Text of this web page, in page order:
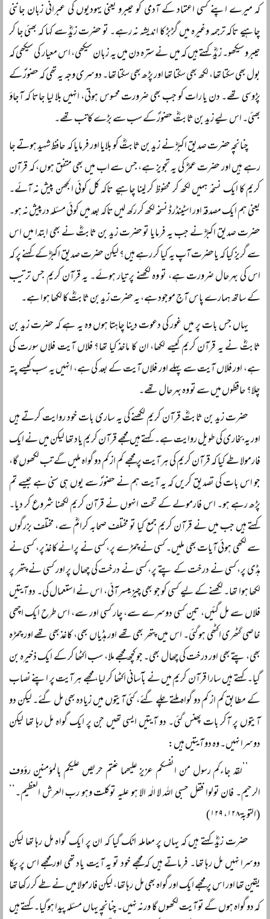
کہ میرے اپنے کسی اعتماد کے آدمی کو حیبرو یعنی یہودیوں کی عبرانی زبان جاننی
چاہیے تاکہ ترجمہ وغیرہ میں گڑبڑ کا اندیشہ نہ رہے۔ تو حضرت زیدؓ سے کہا کہ بھئی جا کر
حیبرو سیکھو۔ زیدؓ کہتے ہیں کہ میں نے سترہ دن میں یہ زبان سیکھی، اس معیار کی سیکھی کہ
بول بھی سکتا تھا، لکھ بھی سکتا تھا اور پڑھ بھی سکتا تھا۔ دوسری وجہ یہ تھی کہ حضورؐ کے
پڑوسی تھے۔ دن یا رات کو جب بھی ضرورت محسوس ہوتی، انہیں بلا لیا جاتا کہ آجاؤ
بھئی۔ اس لیے زید بن ثابتؓ حضورؐ کے سب سے بڑے کاتب تھے۔
چنانچہ حضرت صدیق اکبرؓ نے زید بن ثابتؓ کو بلایا اور فرمایا کہ حافظ شہید ہوتے جا
رہے ہیں اور حضرت عمرؓ کی یہ تجویز ہے، جس سے اب میں بھی متفق ہوں، کہ قرآن
کریم کا ایک نسخہ ہمیں لکھ کر محفوظ کر لینا چاہیے تاکہ کل کوئی الجھن پیش نہ آئے۔
یعنی ہم ایک مصدقہ اور اسٹینڈرڈ نسخہ لکھ کر رکھ لیں تاکہ بعد میں کوئی مسئلہ درپیش نہ ہو۔
حضرت صدیق اکبرؓ نے جب یہ فرمایا تو حضرت زید بن ثابتؓ نے بھی ابتدا میں اس
سے گریز کیا کہ یاحضرت آپ یہ کیا کر رہے ہیں؟ لیکن حضرت صدیق اکبرؓ کے کہنے پر کہ
اس کی بہرحال ضرورت ہے، تو وہ لکھنے پر تیار ہوئے۔ یہ قرآن کریم جس ترتیب
کے ساتھ ہمارے پاس آج موجود ہے، یہ حضرت زید بن ثابتؓ کا لکھا ہوا ہے۔
یہاں جس بات پر میں غور کی دعوت دینا چاہتا ہوں وہ یہ ہے کہ حضرت زید بن
ثابتؓ نے یہ قرآن کریم کیسے لکھا، ان کا ماخذ کیا تھا؟ فلاں آیت فلاں سورت کی
ہے، اور فلاں آیت سے پہلے اور فلاں آیت کے بعد کی ہے، انہیں یہ سب کیسے پتہ
چلا؟ حافظوں میں سے تو وہ بہرحال تھے۔
حضرت زید بن ثابتؓ قرآن کریم لکھنے کی یہ ساری بات خود روایت کرتے ہیں
اور یہ بخاری کی طویل روایت ہے۔ کہتے ہیں مجھے قرآن کریم یاد تھا لیکن میں نے ایک
فارمولا طے کیا کہ قرآن کریم کی ہر آیت پر مجھے کم از کم دو گواہ ملیں گے تب لکھوں گا،
جو اس بات کی تصدیق کریں کہ یہ آیت ہم نے حضورؐ سے یوں ہی سنی ہے جیسے تم
پڑھ رہے ہو۔ اس فارمولے کے تحت انہوں نے قرآن کریم لکھنا شروع کر دیا۔
کہتے ہیں جب میں نے قرآن کریم جمع کیا تو مختلف صحابہ کرامؓ سے، مختلف بزرگوں
سے لکھی ہوئی آیات بھی ملیں۔ کسی نے چمڑے پر، کسی نے پرانے کاغذ پر، کسی نے
ہڈی پر، کسی نے درخت کے پتے پر، کسی نے درخت کی چھال پر اور کسی نے پتھر پر
لکھا ہوا تھا۔ لکھنے کے لیے کسی کو جو بھی چیز میسر آئی، اس نے استعمال کی۔ دو آیتیں
فلاں سے مل گئیں، تین کسی دوسرے سے، چار کسی اور سے، اس طرح ایک اچھی
خاصی گٹھری اکٹھی ہو گئی۔ اس میں پتھر بھی تھے اور ہڈیاں بھی، کاغذ بھی تھے اور چمڑہ
بھی، پتے بھی اور درخت کی چھال بھی۔ جو کچھ مجھے ملا، سب اکٹھا کر کے ایک ذخیرہ بن
گیا۔ کہتے ہیں سارا قرآن کریم میں نے بآسانی اکٹھا کر لیا، مجھے ہر آیت پر اپنے نصاب
کے مطابق کم از کم دو گواہ ملتے چلے گئے، کئی آیتوں میں زیادہ بھی مل گئے۔ لیکن دو
آیتوں پر آکر بات پھنس گئی۔ دو آیتیں ایسی تھیں جن پر ایک گواہ مل رہا تھا لیکن
دوسرا نہیں۔ وہ دو آیتیں ہیں:
’’لقد جاءکم رسول من انفسکم عزیز علیھما عنتم حریص علیکم بالمؤمنین رؤوف
الرحیم۔ فان تولوا فقل حسبی اللہ لا الٰہ الا ہو علیہ توکلت وہو رب العرش العظیم۔‘‘
(التوبۃ ۱۲۸، ۱۲۹)
حضرت زیدؓ کہتے ہیں کہ یہاں پر معاملہ اٹک گیا کہ ان پر ایک گواہ مل رہا تھا لیکن
دوسرا نہیں مل رہا تھا۔ فرماتے ہیں کہ مجھے خود تو یہ آیت یاد تھی اور مجھے اس پر پکا
یقین تھا اور اس پر مجھے ایک اور گواہ بھی مل رہا تھا، لیکن فارمولا میں نے طے کر رکھا تھا
کہ دو گواہ ہوں گے تو آیت لکھوں گا ورنہ نہیں۔ چنانچہ یہاں مسئلہ پیدا ہوگیا۔ کہتے ہیں